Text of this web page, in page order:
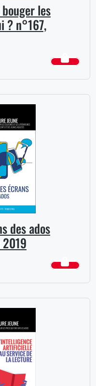
les
? n°167,
des ados